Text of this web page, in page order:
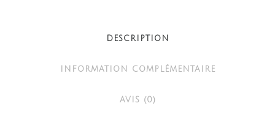
DESCRIPTION
INFORMATION COMPLÉMENTAIRE
AVIS (0)